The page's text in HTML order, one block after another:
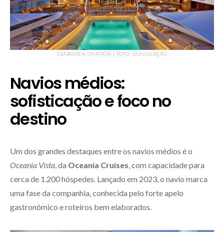
SEABOURN OVATION | FOTO: DIVULGAÇÃO
Navios médios:
sofisticação e foco no
destino
Um dos grandes destaques entre os navios médios é o
Oceania Vista, da Oceania Cruises, com capacidade para
cerca de 1.200 hóspedes. Lançado em 2023, o navio marca
uma fase da companhia, conhecida pelo forte apelo
gastronômico e roteiros bem elaborados.